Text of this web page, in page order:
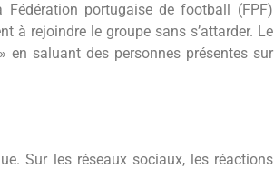
portugaise de football (FPF)
à rejoindre le groupe sans s’attarder. Le
en saluant des personnes présentes sur
Sur les réseaux sociaux, les réactions